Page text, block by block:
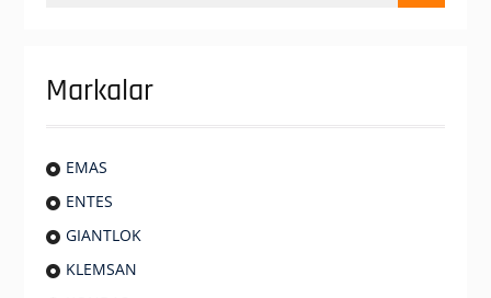
Markalar
EMAS
ENTES
GIANTLOK
KLEMSAN